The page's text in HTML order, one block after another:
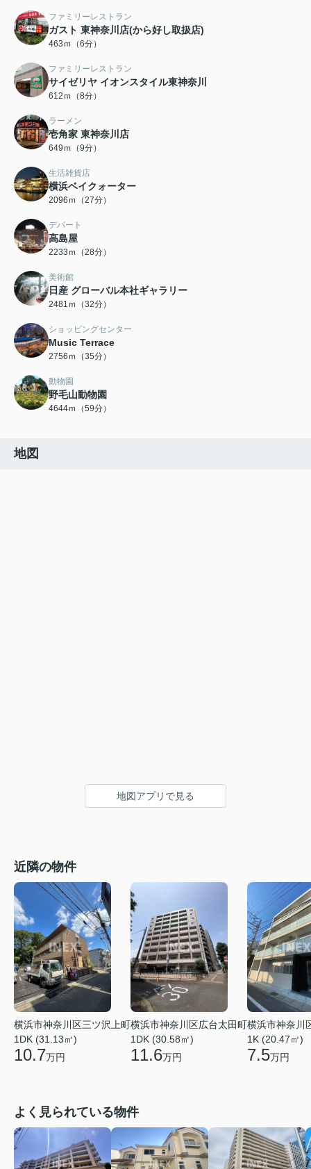
ファミリーレストラン
ガスト 東神奈川店(から好し取扱店)
463ｍ（6分）
ファミリーレストラン
サイゼリヤ イオンスタイル東神奈川
612ｍ（8分）
ラーメン
壱角家 東神奈川店
649ｍ（9分）
生活雑貨店
横浜ベイクォーター
2096ｍ（27分）
デパート
高島屋
2233ｍ（28分）
美術館
日産 グローバル本社ギャラリー
2481ｍ（32分）
ショッピングセンター
Music Terrace
2756ｍ（35分）
動物園
野毛山動物園
4644ｍ（59分）
地図
地図アプリで見る
近隣の物件
横浜市神奈川区三ツ沢上町
1DK (31.13㎡)
10.7万円
横浜市神奈川区広台太田町
1DK (30.58㎡)
11.6万円
横浜市神奈川
1K (20.47㎡)
7.5万円
よく見られている物件